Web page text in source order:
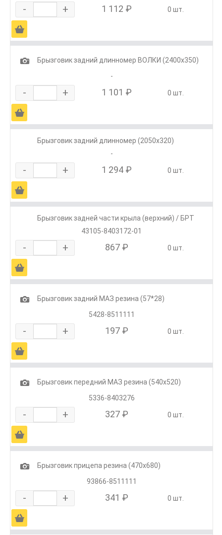
- + 1 112 ₽ 0 шт.
Ä
1
Брызговик задний длинномер ВОЛКИ (2400х350)
-
- + 1 101 ₽ 0 шт.
Ä
Брызговик задний длинномер (2050х320)
-
- + 1 294 ₽ 0 шт.
Ä
Брызговик задней части крыла (верхний) / БРТ
43105-8403172-01
- + 867 ₽ 0 шт.
Ä
1
Брызговик задний МАЗ резина (57*28)
5428-8511111
- + 197 ₽ 0 шт.
Ä
1
Брызговик передний МАЗ резина (540х520)
5336-8403276
- + 327 ₽ 0 шт.
Ä
1
Брызговик прицепа резина (470х680)
93866-8511111
- + 341 ₽ 0 шт.
Ä